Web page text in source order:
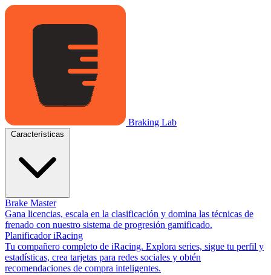
Braking Lab
Brake Master
Gana licencias, escala en la clasificación y domina las técnicas de
frenado con nuestro sistema de progresión gamificado.
Planificador iRacing
Tu compañero completo de iRacing. Explora series, sigue tu perfil y
estadísticas, crea tarjetas para redes sociales y obtén
recomendaciones de compra inteligentes.